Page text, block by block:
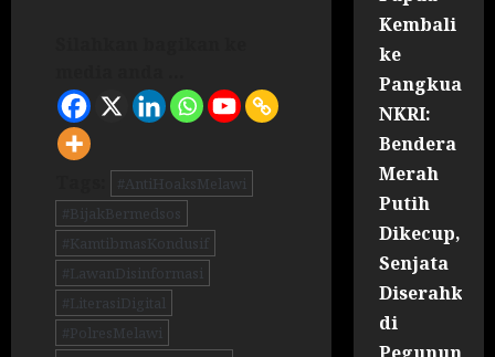
#AntiHoaksMelawi
#BijakBermedsos
#KamtibmasKondusif
#LawanDisinformasi
#LiterasiDigital
#PolresMelawi
Kembali
ke
Pangkuan
NKRI:
Bendera
Merah
Putih
Dikecup,
Senjata
Diserahkan
di